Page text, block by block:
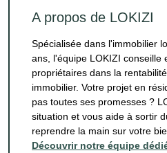
A propos de LOKIZI
Spécialisée dans l'immobilier
ans, l'équipe LOKIZI conseille
propriétaires dans la
immobilier. Votre projet en
pas toutes ses promesses ?
situation et vous aide à sortir
reprendre la main sur votre
Découvrir notre équipe